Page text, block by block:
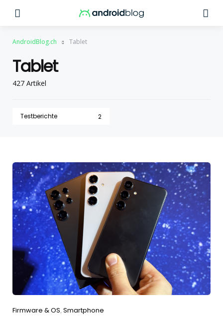
AndroidBlog.ch Tablet
427 Artikel
Tablet
Testberichte 2
Categories
Firmware & OS Smartphone